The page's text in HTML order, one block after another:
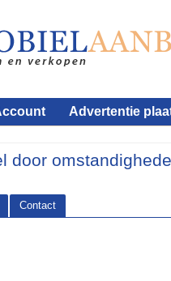
Advertentie
door
Contact